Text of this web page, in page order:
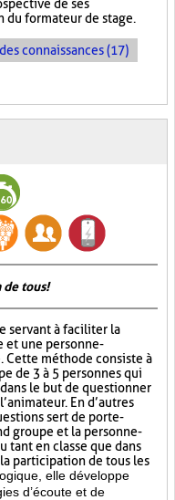
de ses
du formateur de stage.
connaissances (17)
de tous!
servant à faciliter la
et une personne-
Cette méthode consiste à
de 3 à 5 personnes qui
le but de questionner
En d’autres
sert de porte-
groupe et la personne-
tant en classe que dans
participation de tous les
elle développe
d’écoute et de